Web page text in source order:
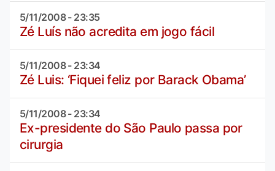
5/11/2008 - 23:35
Zé Luís não acredita em jogo fácil
5/11/2008 - 23:34
Zé Luis: ‘Fiquei feliz por Barack Obama’
5/11/2008 - 23:34
Ex-presidente do São Paulo passa por
cirurgia